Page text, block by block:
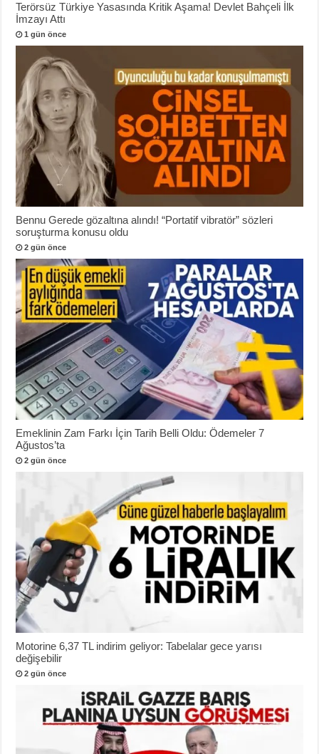
Terörsüz Türkiye Yasasında Kritik Aşama! Devlet Bahçeli İlk
İmzayı Attı
1 gün önce
Bennu Gerede gözaltına alındı! “Portatif vibratör” sözleri
soruşturma konusu oldu
2 gün önce
Emeklinin Zam Farkı İçin Tarih Belli Oldu: Ödemeler 7
Ağustos’ta
2 gün önce
Motorine 6,37 TL indirim geliyor: Tabelalar gece yarısı
değişebilir
2 gün önce